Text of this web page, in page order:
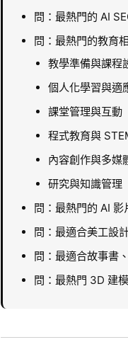
問：最熱門的 AI
問：最熱門的教育
教學準備與課程
個人化學習與適
課堂管理與互動
程式教育與
內容創作與多媒
研究與知識管理
問：最熱門的 AI
問：最適合美工設
問：最適合故事書
問：最熱門 3D 建